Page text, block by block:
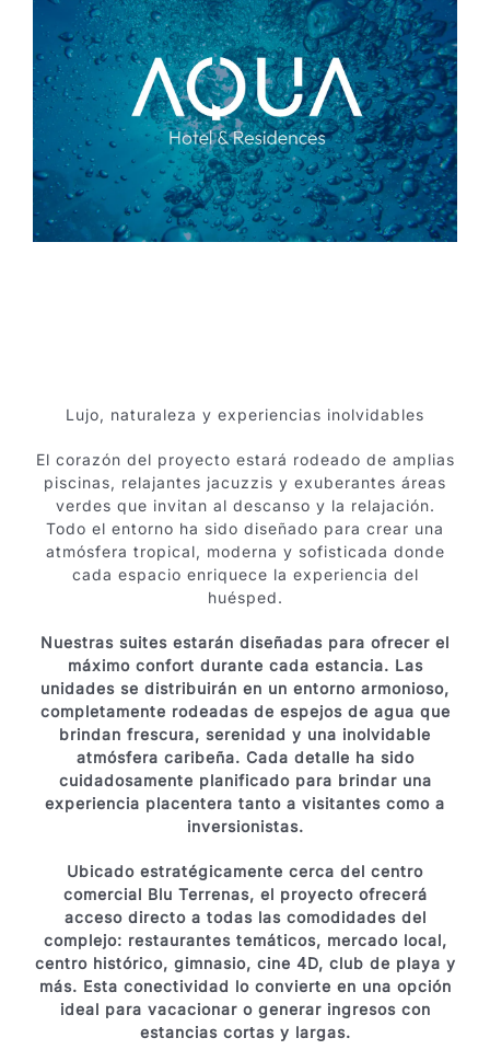
Hotel
Mapa del sitio
Revista
Folleto
Contáctenos
Lujo, naturaleza y experiencias inolvidables
El corazón del proyecto estará rodeado de amplias
piscinas, relajantes jacuzzis y exuberantes áreas
verdes que invitan al descanso y la relajación.
Todo el entorno ha sido diseñado para crear una
atmósfera tropical, moderna y sofisticada donde
cada espacio enriquece la experiencia del
huésped.
Nuestras suites estarán diseñadas para ofrecer el
máximo confort durante cada estancia. Las
unidades se distribuirán en un entorno armonioso,
completamente rodeadas de espejos de agua que
brindan frescura, serenidad y una inolvidable
atmósfera caribeña. Cada detalle ha sido
cuidadosamente planificado para brindar una
experiencia placentera tanto a visitantes como a
inversionistas.
Ubicado estratégicamente cerca del centro
comercial Blu Terrenas, el proyecto ofrecerá
acceso directo a todas las comodidades del
complejo: restaurantes temáticos, mercado local,
centro histórico, gimnasio, cine 4D, club de playa y
más. Esta conectividad lo convierte en una opción
ideal para vacacionar o generar ingresos con
estancias cortas y largas.